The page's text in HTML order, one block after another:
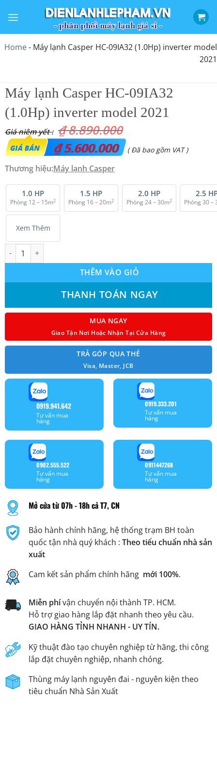
qua
dung
Home- Máy lạnh Casper HC-09IA32 (1.0Hp) inverter model
2021
Máy lạnh Casper HC-09IA32
(1.0Hp) inverter model 2021
₫8.890.000
Giá
gốc
₫ 8.890.000.
₫5.600.000
Giá
là:
₫ 5.600.000.
( Đã bao gồm VAT )
Thương hiệu:Máy lạnh Casper
1.0 HP
Phòng 12 – 15m2
1.5 HP
Phòng 16 – 20m2
2.0 HP
Phòng 24 – 30m2
2.5
Phòng 30 –
Xem Thêm
Máy lạnh Casper HC-09IA32 (1.0Hp) inverter model 2021 số
THÊM VÀO GIỎ
THANH TOÁN NGAY
MUA NGAY
Giao Tận Nơi Hoặc Nhận Tại Cửa Hàng
TRẢ GÓP QUA THẺ
Visa, Master, JCB
0919.941.642
Tư vấn mua
hàng
0919.333.201
Tư vấn mua
hàng
0902.555.522
Tư vấn mua
hàng
0911447268
Tư vấn mua
hàng
Mở cửa từ 07h - 18h cả T7, CN
Bảo hành chính hãng, hệ thống trạm BH toàn
quốc tận nhà quý khách : Theo tiểu chuẩn nhà sản
xuất
Cam kết sản phẩm chính hãng mới 100%.
Miễn phívận chuyển nội thành TP. HCM.
Hỗ trợ giao hàng lắp đặt nhanh theo yêu cầu.
GIAO HÀNG TỈNH NHANH - UY TÍN.
Kỹ thuật đào tạo chuyên nghiệp từ hãng, thi công
lắp đặt chuyên nghiệp, nhanh chóng.
Thùng máy lạnh nguyên đai - nguyên kiện theo
tiêu chuẩn Nhà Sản Xuất